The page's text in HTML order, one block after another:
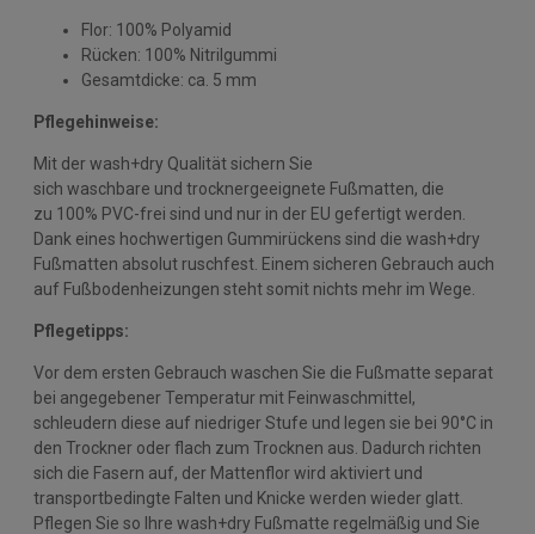
Flor: 100% Polyamid
Rücken: 100% Nitrilgummi
Gesamtdicke: ca. 5 mm
Pflegehinweise:
Mit der wash+dry Qualität sichern Sie
sich waschbare und trocknergeeignete Fußmatten, die
zu 100% PVC-frei sind und nur in der EU gefertigt werden.
Dank eines hochwertigen Gummirückens sind die wash+dry
Fußmatten absolut ruschfest. Einem sicheren Gebrauch auch
auf Fußbodenheizungen steht somit nichts mehr im Wege.
Pflegetipps:
Vor dem ersten Gebrauch waschen Sie die Fußmatte separat
bei angegebener Temperatur mit Feinwaschmittel,
schleudern diese auf niedriger Stufe und legen sie bei 90°C in
den Trockner oder flach zum Trocknen aus. Dadurch richten
sich die Fasern auf, der Mattenflor wird aktiviert und
transportbedingte Falten und Knicke werden wieder glatt.
Pflegen Sie so Ihre wash+dry Fußmatte regelmäßig und Sie